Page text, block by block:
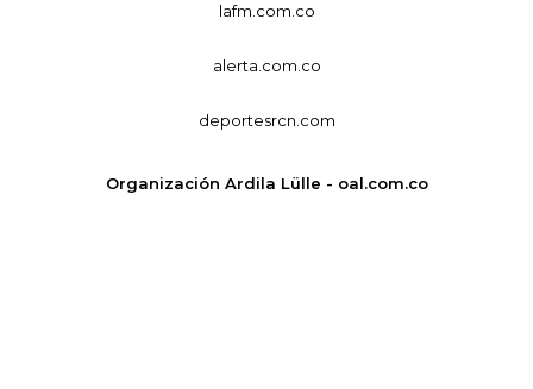
lafm.com.co
alerta.com.co
deportesrcn.com
Organización Ardila Lülle - oal.com.co